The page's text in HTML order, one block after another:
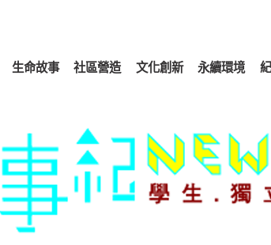
生命故事 社區營造 文化創新 永續環境